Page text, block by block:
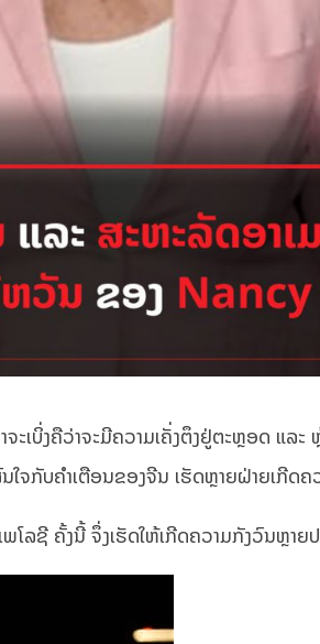
ເບິ່ງຄືວ່າຈະມີຄວາມເຄັ່ງຕຶງຢູ່ຕະຫຼອດ ແລ
ຈກັບຄຳເຕືອນຂອງຈີນ ເຮັດຫຼາຍຝ່າຍເກີດ
ໂລຊີ ຄັ້ງນີ້ ຈຶ່ງເຮັດໃຫ້ເກີດຄວາມກັງວົນຫຼາຍ